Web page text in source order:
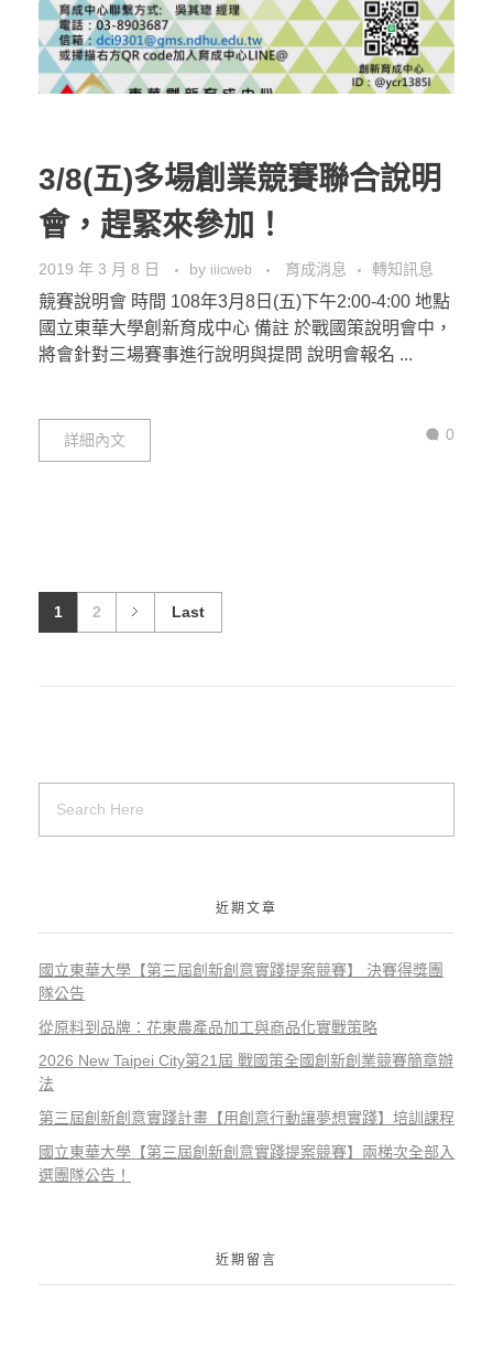
3/8(五)多場創業競賽聯合說明
會，趕緊來參加！
2019 年 3 月 8 日 by iiicweb 育成消息 轉知訊息
競賽說明會 時間 108年3月8日(五)下午2:00-4:00 地點
國立東華大學創新育成中心 備註 於戰國策說明會中，
將會針對三場賽事進行說明與提問 說明會報名 ...
詳細內文 0
1 2 Last
近期文章
國立東華大學【第三屆創新創意實踐提案競賽】 決賽得獎團
隊公告
從原料到品牌：花東農產品加工與商品化實戰策略
2026 New Taipei City第21屆 戰國策全國創新創業競賽簡章辦
法
第三屆創新創意實踐計畫【用創意行動讓夢想實踐】培訓課程
國立東華大學【第三屆創新創意實踐提案競賽】兩梯次全部入
選團隊公告！
近期留言